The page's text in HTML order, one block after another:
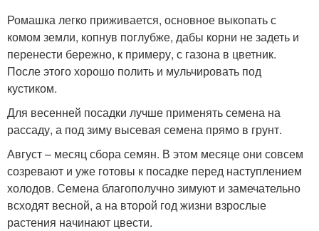
Ромашка легко приживается, основное выкопать с
комом земли, копнув поглубже, дабы корни не задеть и
перенести бережно, к примеру, с газона в цветник.
После этого хорошо полить и мульчировать под
кустиком.
Для весенней посадки лучше применять семена на
рассаду, а под зиму высевая семена прямо в грунт.
Август – месяц сбора семян. В этом месяце они совсем
созревают и уже готовы к посадке перед наступлением
холодов. Семена благополучно зимуют и замечательно
всходят весной, а на второй год жизни взрослые
растения начинают цвести.